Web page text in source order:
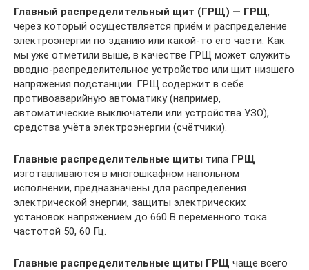
Главный распределительный щит (ГРЩ) — ГРЩ,
через который осуществляется приём и распределение
электроэнергии по зданию или какой-то его части. Как
мы уже отметили выше, в качестве ГРЩ может служить
вводно-распределительное устройство или щит низшего
напряжения подстанции. ГРЩ содержит в себе
противоаварийную автоматику (например,
автоматические выключатели или устройства УЗО),
средства учёта электроэнергии (счётчики).
Главные распределительные щиты типа ГРЩ
изготавливаются в многошкафном напольном
исполнении, предназначены для распределения
электрической энергии, защиты электрических
установок напряжением до 660 В переменного тока
частотой 50, 60 Гц.
Главные распределительные щиты ГРЩ чаще всего